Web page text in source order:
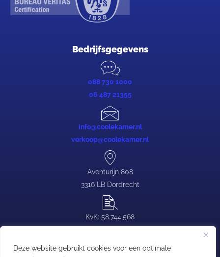
Deze website gebruikt cookies voor een optimale
Bedrijfsgegevens
088 730 1000
06 487 21355
info@coolekamer.nl
verkoop@coolekamer.nl
Aventurijn 808
3316 LB Dordrecht
KvK: 58.744.568